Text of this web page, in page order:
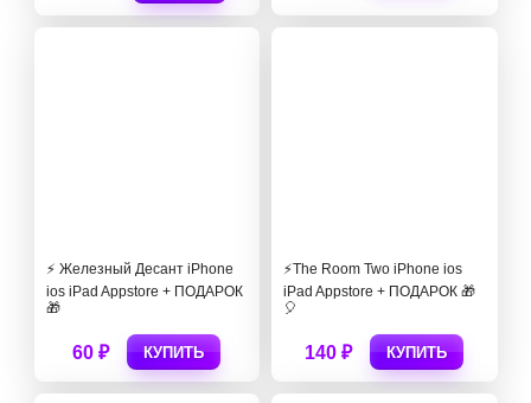
⚡️ Железный Десант iPhone
ios iPad Appstore + ПОДАРОК
🎁
60 ₽ КУПИТЬ
⚡️The Room Two‪ iPhone ios
iPad Appstore + ПОДАРОК 🎁
🎈
140 ₽ КУПИТЬ